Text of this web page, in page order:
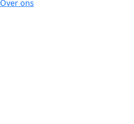
Over ons